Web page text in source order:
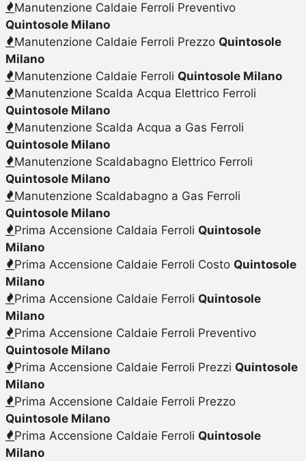
Manutenzione Caldaie Ferroli Preventivo
Quintosole Milano
Manutenzione Caldaie Ferroli Prezzo Quintosole
Milano
Manutenzione Caldaie Ferroli Quintosole Milano
Manutenzione Scalda Acqua Elettrico Ferroli
Quintosole Milano
Manutenzione Scalda Acqua a Gas Ferroli
Quintosole Milano
Manutenzione Scaldabagno Elettrico Ferroli
Quintosole Milano
Manutenzione Scaldabagno a Gas Ferroli
Quintosole Milano
Prima Accensione Caldaia Ferroli Quintosole
Milano
Prima Accensione Caldaie Ferroli Costo Quintosole
Milano
Prima Accensione Caldaie Ferroli Quintosole
Milano
Prima Accensione Caldaie Ferroli Preventivo
Quintosole Milano
Prima Accensione Caldaie Ferroli Prezzi Quintosole
Milano
Prima Accensione Caldaie Ferroli Prezzo
Quintosole Milano
Prima Accensione Caldaie Ferroli Quintosole
Milano